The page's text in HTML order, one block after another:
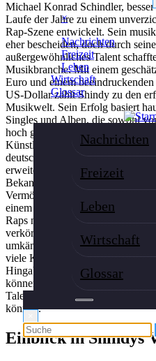
×
Nachrichten
Freizeit
Leben
Wirtschaft
Glossar
Nachrichten
Freizeit
Leben
Wirtschaft
Glossar
Michael Konrad Schindler,
Laufe der Jahre zu einem
Rap-Szene entwickelt. Sein
eher bescheiden, doch durch
außergewöhnliches Talent
Musikbranche. Mit einem
Euro und einem
US-Dollar zählt Shindy zu den
Musikwelt. Sein Erfolg basiert
Singles und Alben, die sowohl
hoch geschätzt werden. Die
Künstlern wie Kay One und
deutsche Musikszene enorm
erweitert. Diese Kooperationen
Bekanntheit, sondern brachten
Vermögen weiter erhöhten. Mit
einem innovativen Sound hat
Raps neu gesetzt und die Marke
verkörpert seinen einzigartigen
umkämpften Musikindustrie
viele Künstler schnell in
Hingabe und Kreativität
können. Sein Werdegang ist ein
Talent und clevere
können.
Einblick in Shindys